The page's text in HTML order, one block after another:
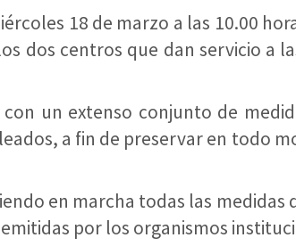
18 de marzo a las 10.00
dos centros que dan servicio a
un extenso conjunto de
a fin de preservar en todo
en marcha todas las
por los organismos